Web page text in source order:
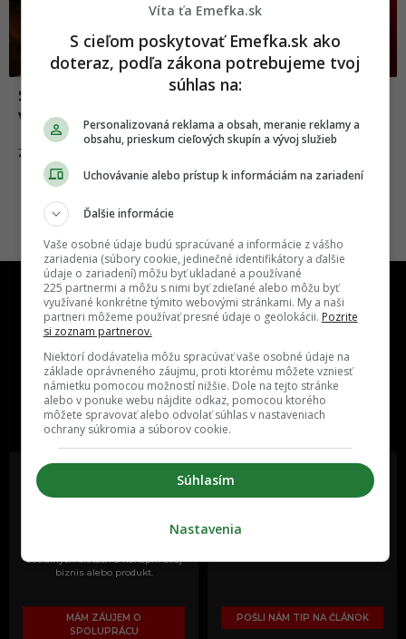
Situácie, ktoré určite poznáš, ak si
vyberavý jedák
ZÁBAVA
One time najzábavnejšie miesto na
slovenskom internete, next time
najzabávnejšie miesto na svete
sociálnych sieťach a nakopni svoj
biznis alebo produkt.
MÁM ZÁUJEM O
SPOLUPRÁCU
Vieš o niečom zaujímavom alebo
poznáš niekoho, o kom by sme
POŠLI NÁM TIP NA ČLÁNOK
Víta ťa Emefka.sk
S cieľom poskytovať Emefka.sk ako
doteraz, podľa zákona potrebujeme tvoj
súhlas na:
Personalizovaná reklama a obsah, meranie reklamy a
obsahu, prieskum cieľových skupín a vývoj služieb
Uchovávanie alebo prístup k informáciám na zariadení
Ďalšie informácie
Vaše osobné údaje budú spracúvané a informácie z vášho
zariadenia (súbory cookie, jedinečné identifikátory a ďalšie
údaje o zariadení) môžu byť ukladané a používané
225 partnermi a môžu s nimi byť zdieľané alebo môžu byť
využívané konkrétne týmito webovými stránkami. My a naši
partneri môžeme používať presné údaje o geolokácii. Pozrite
si zoznam partnerov.
Niektorí dodávatelia môžu spracúvať vaše osobné údaje na
základe oprávneného záujmu, proti ktorému môžete vzniesť
námietku pomocou možností nižšie. Dole na tejto stránke
alebo v ponuke webu nájdite odkaz, pomocou ktorého
môžete spravovať alebo odvolať súhlas v nastaveniach
ochrany súkromia a súborov cookie.
Súhlasím
Nastavenia